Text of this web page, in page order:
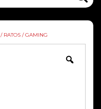
/ RATOS / GAMING